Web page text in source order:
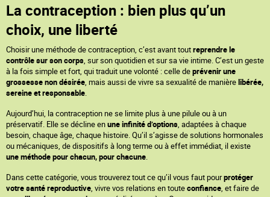
La contraception : bien plus qu’un
choix, une liberté
Choisir une méthode de contraception, c’est avant toutreprendre le
contrôle sur son corps, sur son quotidien et sur sa vie intime. C’est un geste
à la fois simple et fort, qui traduit une volonté : celle deprévenir une
grossesse non désirée, mais aussi de vivre sa sexualité de manièrelibérée,
sereine et responsable.
Aujourd’hui, la contraception ne se limite plus à une pilule ou à un
préservatif. Elle se décline enune infinité d’options, adaptées à chaque
besoin, chaque âge, chaque histoire. Qu’il s’agisse de solutions hormonales
ou mécaniques, de dispositifs à long terme ou à effet immédiat, il existe
une méthode pour chacun, pour chacune.
Dans cette catégorie, vous trouverez tout ce qu’il vous faut pourprotéger
votre santé reproductive, vivre vos relations en touteconfiance, et faire de